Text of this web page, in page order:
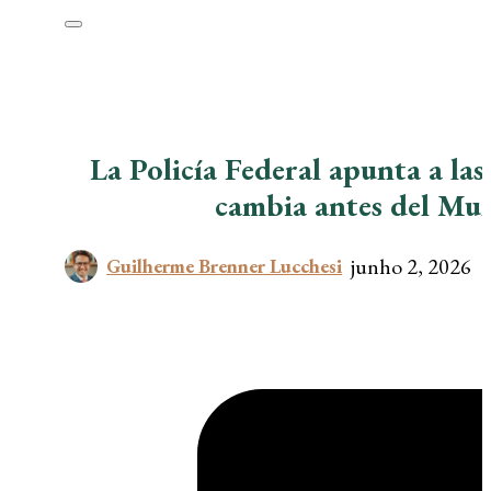
La Policía Federal apunta a las
cambia antes del
Guilherme Brenner Lucchesi junho 2, 2026